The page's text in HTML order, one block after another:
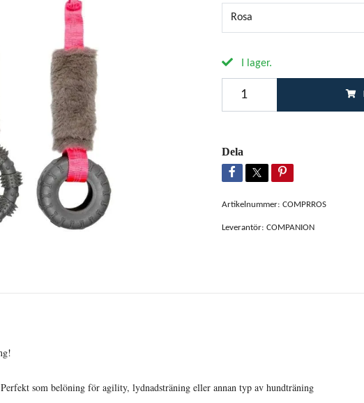
Rosa
I lager.
Dela
Artikelnummer: COMPRROS
Leverantör: COMPANION
som belöning för agility, lydnadsträning eller annan typ av hundträning